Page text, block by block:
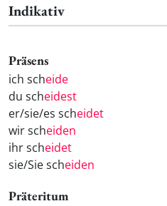
Indikativ
Präsens
ich scheide
du scheidest
er/sie/es scheidet
wir scheiden
ihr scheidet
sie/Sie scheiden
Präteritum